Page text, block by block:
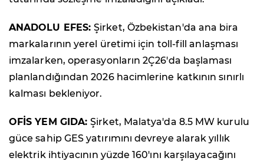
ANADOLU EFES:Şirket, Özbekistan'da ana bira
markalarının yerel üretimi için toll-fill anlaşması
imzalarken, operasyonların 2Ç26'da başlaması
planlandığından 2026 hacimlerine katkının sınırlı
kalması bekleniyor.
OFİS YEM GIDA:Şirket, Malatya'da 8.5 MW kurulu
güce sahip GES yatırımını devreye alarak yıllık
elektrik ihtiyacının yüzde 160'ını karşılayacağını